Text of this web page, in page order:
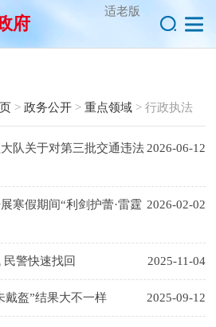
适老版
府
> 政务公开 > 重点领域 > 行政执法
2026-06-12
队关于对第三批交通违法
2026-02-02
寒假期间“利剑护蕾·雷霆
2025-11-04
警快速找回
2025-09-12
戴盔”结果大不一样